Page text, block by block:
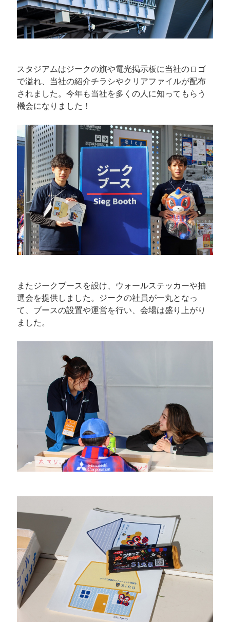
スタジアムはジークの旗や電光掲示板に当社のロゴ
で溢れ、当社の紹介チラシやクリアファイルが配布
されました。今年も当社を多くの人に知ってもらう
機会になりました！
またジークブースを設け、ウォールステッカーや抽
選会を提供しました。ジークの社員が一丸となっ
て、ブースの設置や運営を行い、会場は盛り上がり
ました。